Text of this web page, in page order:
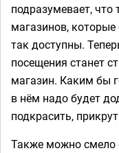
подразумевает,
магазинов, которые
так доступны.
посещения станет
магазин. Каким бы
в нём надо будет
подкрасить,
Также можно смело